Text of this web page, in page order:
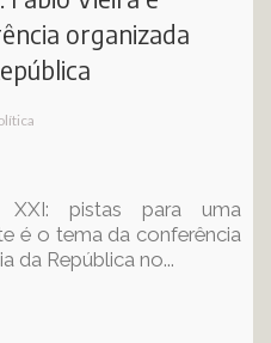
organizada
XXI: pistas para uma
é o tema da conferência
da República no...